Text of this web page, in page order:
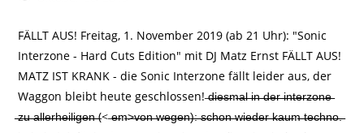
FÄLLT AUS! Freitag, 1. November 2019 (ab 21 Uhr): "Sonic
Interzone - Hard Cuts Edition" mit DJ Matz Ernst FÄLLT AUS!
MATZ IST KRANK - die Sonic Interzone fällt leider aus, der
Waggon bleibt heute geschlossen! ̶d̶̶i̶̶e̶̶s̶̶m̶̶a̶̶l̶̶ ̶̶i̶̶n̶̶ ̶̶d̶̶e̶̶r̶̶ ̶̶i̶̶n̶̶t̶̶e̶̶r̶̶z̶̶o̶̶n̶̶e̶̶
̶̶z̶̶u̶̶ ̶̶a̶̶l̶̶l̶̶e̶̶r̶̶h̶̶e̶̶i̶̶l̶̶i̶̶g̶̶e̶̶n̶̶ ̶(< ̶e̶̶m̶>̶v̶̶o̶̶n̶̶ ̶̶w̶̶e̶̶g̶̶e̶̶n̶)̶:̶̶ ̶̶s̶̶c̶̶h̶̶o̶̶n̶̶ ̶̶w̶̶i̶̶e̶̶d̶̶e̶̶r̶̶ ̶̶k̶̶a̶̶u̶̶m̶̶ ̶̶t̶̶e̶̶c̶̶h̶̶n̶̶o̶̶.̶̶